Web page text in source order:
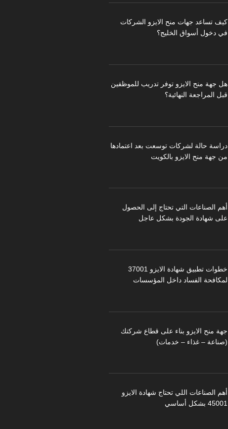
كيف تساعد جهات منح الايزو الشركات
في دخول أسواق الخليج؟
هل جهة منح الايزو توفر تدريب للموظفين
قبل المراجعة النهائية؟
دراسة حالة لشركات توسعت بعد اعتمادها
من جهة منح الايزو بالكويت
أهم الصناعات التي تحتاج إلى الحصول
على شهادة الجودة بشكل عاجل
خطوات تطبيق شهادة الايزو 37001
لمكافحة الفساد داخل المؤسسات
جهة منح الايزو بناء على قطاع شركتك
(صناعة – غذاء – خدمات)
أهم الصناعات اللي تحتاج شهادة الايزو
45001 بشكل أساسي